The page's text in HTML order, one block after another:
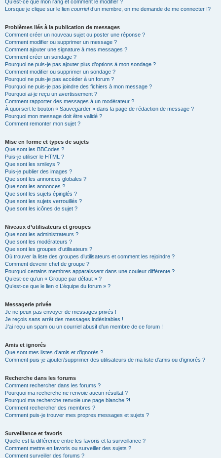
Qu’est-ce que mon rang et comment le modifier ?
Lorsque je clique sur le lien courrield’un membre, on me demande de me connecter !?
Problèmes liés à la publication de messages
Comment créer un nouveau sujet ou poster une réponse ?
Comment modifier ou supprimer un message ?
Comment ajouter une signature à mes messages ?
Comment créer un sondage ?
Pourquoi ne puis-je pas ajouter plus d’options à mon sondage ?
Comment modifier ou supprimer un sondage ?
Pourquoi ne puis-je pas accéder à un forum ?
Pourquoi ne puis-je pas joindre des fichiers à mon message ?
Pourquoi ai-je reçu un avertissement ?
Comment rapporter des messages à un modérateur ?
À quoi sert le bouton « Sauvegarder » dans la page de rédaction de message ?
Pourquoi mon message doit être validé ?
Comment remonter mon sujet ?
Mise en forme et types de sujets
Que sont les BBCodes ?
Puis-je utiliser le HTML ?
Que sont les smileys ?
Puis-je publier des images ?
Que sont les annonces globales ?
Que sont les annonces ?
Que sont les sujets épinglés ?
Que sont les sujets verrouillés ?
Que sont les icônes de sujet ?
Niveaux d’utilisateurs et groupes
Que sont les administrateurs ?
Que sont les modérateurs ?
Que sont les groupes d’utilisateurs ?
Où trouver la liste des groupes d’utilisateurs et comment les rejoindre ?
Comment devenir chef de groupe ?
Pourquoi certains membres apparaissent dans une couleur différente ?
Qu’est-ce qu’un « Groupe par défaut » ?
Qu’est-ce que le lien « L’équipe du forum » ?
Messagerie privée
Je ne peux pas envoyer de messages privés !
Je reçois sans arrêt des messages indésirables !
J’ai reçu un spam ou un courriel abusif d’un membre de ce forum !
Amis et ignorés
Que sont mes listes d’amis et d’ignorés ?
Comment puis-je ajouter/supprimer des utilisateurs de ma liste d’amis ou d’ignorés ?
Recherche dans les forums
Comment rechercher dans les forums ?
Pourquoi ma recherche ne renvoie aucun résultat ?
Pourquoi ma recherche renvoie une page blanche ?!
Comment rechercher des membres ?
Comment puis-je trouver mes propres messages et sujets ?
Surveillance et favoris
Quelle est la différence entre les favoris et la surveillance ?
Comment mettre en favoris ou surveiller des sujets ?
Comment surveiller des forums ?